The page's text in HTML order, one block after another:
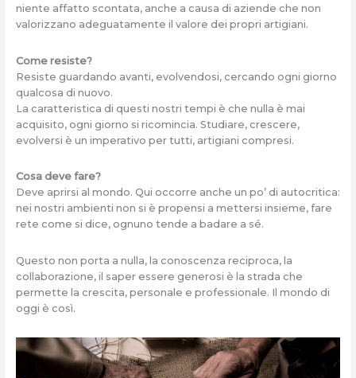
niente affatto scontata, anche a causa di aziende che non
valorizzano adeguatamente il valore dei propri artigiani.
Come resiste?
Resiste guardando avanti, evolvendosi, cercando ogni giorno
qualcosa di nuovo.
La caratteristica di questi nostri tempi è che nulla è mai
acquisito, ogni giorno si ricomincia. Studiare, crescere,
evolversi è un imperativo per tutti, artigiani compresi.
Cosa deve fare?
Deve aprirsi al mondo. Qui occorre anche un po’ di autocritica:
nei nostri ambienti non si è propensi a mettersi insieme, fare
rete come si dice, ognuno tende a badare a sé.
Questo non porta a nulla, la conoscenza reciproca, la
collaborazione, il saper essere generosi è la strada che
permette la crescita, personale e professionale. Il mondo di
oggi è così.